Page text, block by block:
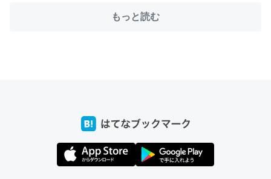
─たまにLINEするくらいだった遠方の父67歳と僕。ITツール導入で
コミュニケーションが劇的に変化した｜tayorini by LIFULL介護
回線代ほとんどかからないですよ。参考：
https://toyoshi.hatenablog.com/entry/2019/05/15/1805
もっと読む